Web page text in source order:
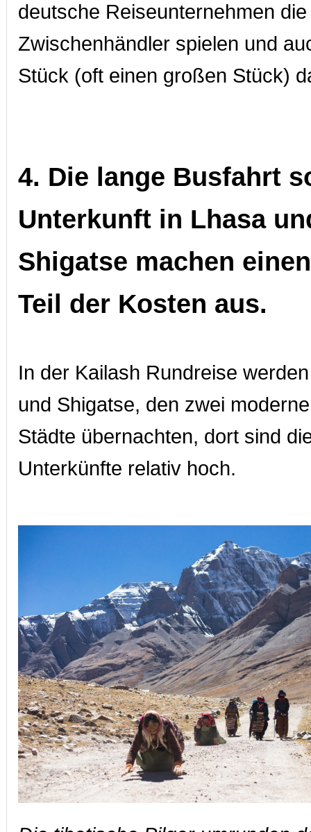
deutsche Reiseunternehmen
Zwischenhändler spielen und
Stück (oft einen großen Stück)
4. Die lange Busfahrt
Unterkunft in Lhasa
Shigatse machen
Teil der Kosten aus.
In der Kailash Rundreise
und Shigatse, den zwei
Städte übernachten, dort sind
Unterkünfte relativ hoch.